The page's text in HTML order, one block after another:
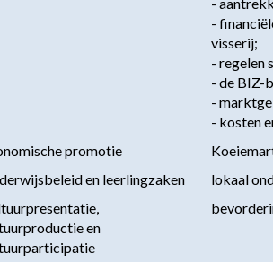
-
visserij;
- regelen
- de BIZ-
-
- kosten
promotie
en leerlingzaken
lokaal
en